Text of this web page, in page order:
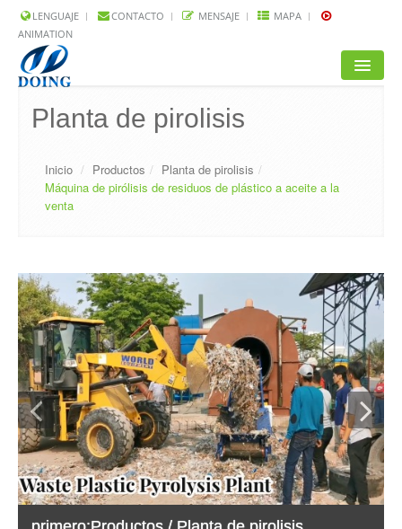
LENGUAJE CONTACTO MENSAJE
MAPA
ANIMATION
INICIO
SOLUCIÓN
NOTICIAS
ACERCA DE NOSOTROS
Planta de pirolisis
Inicio / Productos / Planta de pirolisis /
Máquina de pirólisis de residuos de plástico a aceite a la
venta